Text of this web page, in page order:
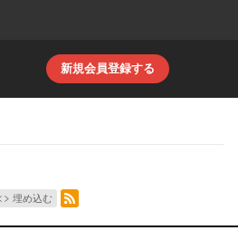
新規会員登録する
埋め込む
RSSフィード